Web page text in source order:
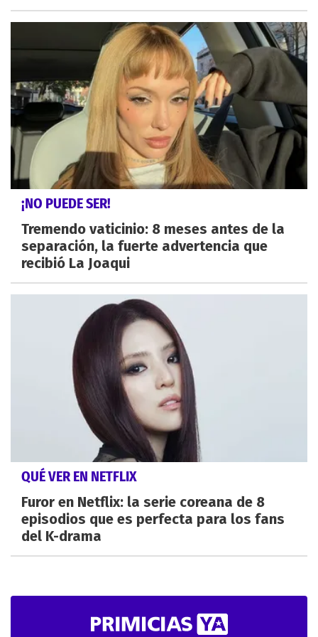
¡NO PUEDE SER!
Tremendo vaticinio: 8 meses antes de la
separación, la fuerte advertencia que
recibió La Joaqui
QUÉ VER EN NETFLIX
Furor en Netflix: la serie coreana de 8
episodios que es perfecta para los fans
del K-drama